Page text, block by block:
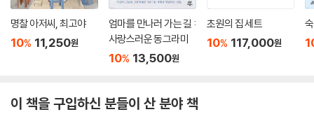
명찰 아저씨, 최고야
10% 11,250원
엄마를 만나러 가는 길 :
사랑스러운 동그라미
10% 13,500원
초원의 집 세트
10% 117,000원
이 책을 구입하신 분들이 산 분야 책